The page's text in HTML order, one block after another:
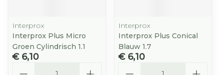
Interprox
Interprox Plus Micro
Groen Cylindrisch 1.1
€ 6,10
Interprox
Interprox Plus Conical
Blauw 1.7
€ 6,10